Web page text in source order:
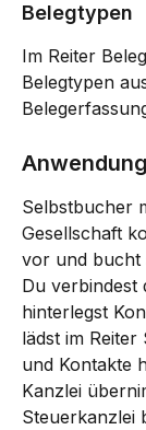
Belegtypen
Im Reiter
Belegtypen
Selbstbucher
Gesellschaft
vor und bucht
Du verbindest
hinterlegst
lädst im Reiter
und Kontakte
Kanzlei
Steuerkanzlei